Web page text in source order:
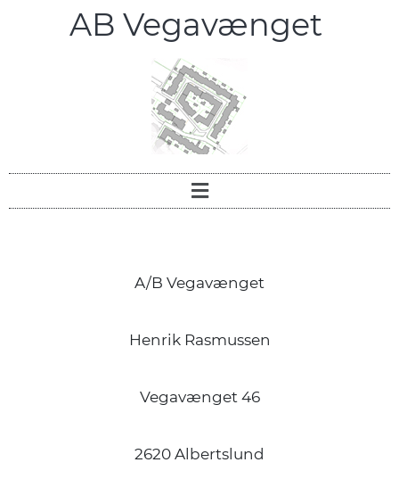
AB Vegavænget
A/B Vegavænget
Henrik Rasmussen
Vegavænget 46
2620 Albertslund